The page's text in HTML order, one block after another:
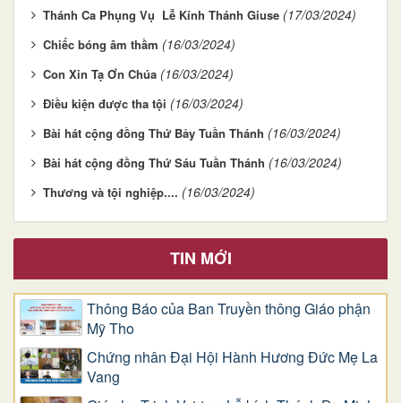
Thánh Ca Phụng Vụ Lễ Kính Thánh Giuse (17/03/2024)
Chiếc bóng âm thầm (16/03/2024)
Con Xin Tạ Ơn Chúa (16/03/2024)
Điều kiện được tha tội (16/03/2024)
Bài hát cộng đồng Thứ Bảy Tuần Thánh (16/03/2024)
Bài hát cộng đồng Thứ Sáu Tuần Thánh (16/03/2024)
Thương và tội nghiệp.... (16/03/2024)
TIN MỚI
Thông Báo của Ban Truyền thông Giáo phận
Mỹ Tho
Chứng nhân Đại Hội Hành Hương Đức Mẹ La
Vang